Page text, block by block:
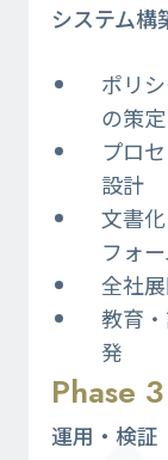
システム構
ポリ
の策定​
プロ
設計​
文書
フォ
全社
教育
発
Phase 3
運用・検証